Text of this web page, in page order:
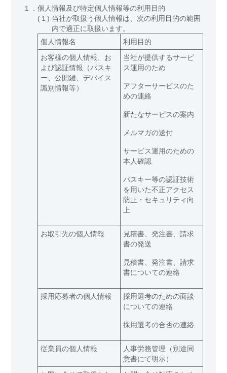
１．個人情報及び特定個人情報等の利用目的
(１) 当社が取扱う個人情報は、次の利用目的の範囲
内で適正に取扱います。
個人情報名
利用目的
お客様の個人情報、お
よび認証情報（パスキ
ー、公開鍵、デバイス
識別情報等）
当社が提供するサービ
ス運用のため
アフターサービスのた
めの連絡
新たなサービスの案内
メルマガの送付
サービス運用のための
本人確認
パスキー等の認証技術
を用いた不正アクセス
防止・セキュリティ向
上
お取引先の個人情報
見積書、発注書、請求
書の発送
見積書、発注書、請求
書についての連絡
採用応募者の個人情報
採用選考のための面談
についての連絡
採用選考の合否の連絡
従業員の個人情報
人事労務管理（別途同
意書にて明示）